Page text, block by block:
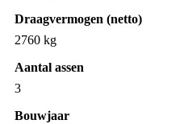
Draagvermogen (netto)
2760 kg
Aantal assen
3
Bouwjaar